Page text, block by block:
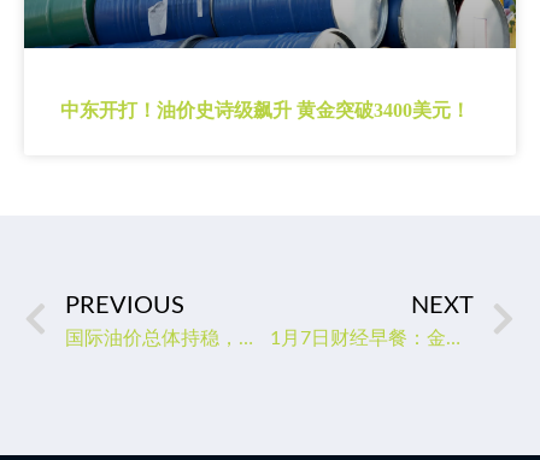
中东开打！油价史诗级飙升 黄金突破3400美元！
PREVIOUS
国际油价总体持稳，受制于两大利空，业内大佬作大胆预判
NEXT
1月7日财经早餐：金价触及七个月最高，市场预期美联储将不再那么鹰派